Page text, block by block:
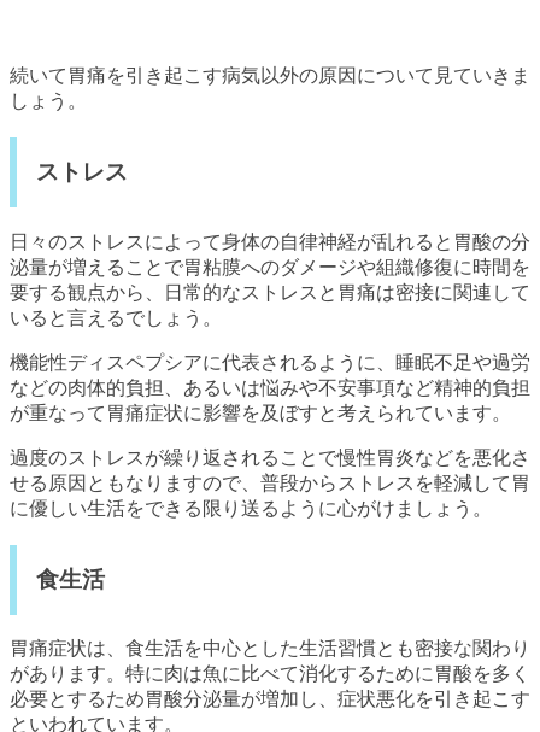
続いて胃痛を引き起こす病気以外の原因について見ていきま
しょう。
ストレス
日々のストレスによって身体の自律神経が乱れると胃酸の分
泌量が増えることで胃粘膜へのダメージや組織修復に時間を
要する観点から、日常的なストレスと胃痛は密接に関連して
いると言えるでしょう。
機能性ディスペプシアに代表されるように、睡眠不足や過労
などの肉体的負担、あるいは悩みや不安事項など精神的負担
が重なって胃痛症状に影響を及ぼすと考えられています。
過度のストレスが繰り返されることで慢性胃炎などを悪化さ
せる原因ともなりますので、普段からストレスを軽減して胃
に優しい生活をできる限り送るように心がけましょう。
食生活
胃痛症状は、食生活を中心とした生活習慣とも密接な関わり
があります。特に肉は魚に比べて消化するために胃酸を多く
必要とするため胃酸分泌量が増加し、症状悪化を引き起こす
といわれています。